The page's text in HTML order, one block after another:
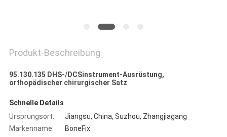
Produkt-Beschreibung
95.130.135 DHS-/DCSinstrument-Ausrüstung,
orthopädischer chirurgischer Satz
Schnelle Details
Ursprungsort:
Jiangsu, China, Suzhou, Zhangjiagang
Markenname:
BoneFix